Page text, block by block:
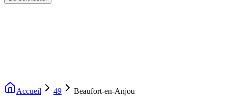
Accueil 49 Beaufort-en-Anjou